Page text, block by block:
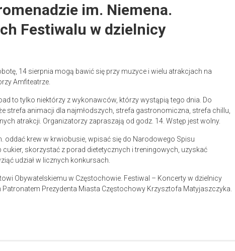
im. Niemena.
Festiwalu w dzielnicy
14 sierpnia mogą bawić się przy muzyce i wielu atrakcjach na
Amfiteatrze.
to tylko niektórzy z wykonawców, którzy wystąpią tego dnia. Do
strefa animacji dla najmłodszych, strefa gastronomiczna, strefa chillu,
atrakcji. Organizatorzy zapraszają od godz. 14. Wstęp jest wolny.
oddać krew w krwiobusie, wpisać się do Narodowego Spisu
skorzystać z porad dietetycznych i treningowych, uzyskać
udział w licznych konkursach.
Obywatelskiemu w Częstochowie. Festiwal – Koncerty w dzielnicy
Prezydenta Miasta Częstochowy Krzysztofa Matyjaszczyka.